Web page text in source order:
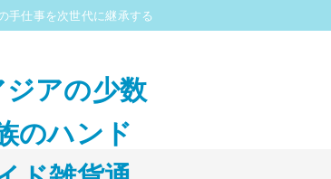
手仕事を次世代に継承する